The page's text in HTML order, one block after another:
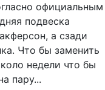
официальным
подвеска
а сзади
Что бы заменить
недели что бы
пару...